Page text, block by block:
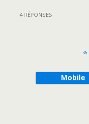
4 RÉPONSES
Mobile